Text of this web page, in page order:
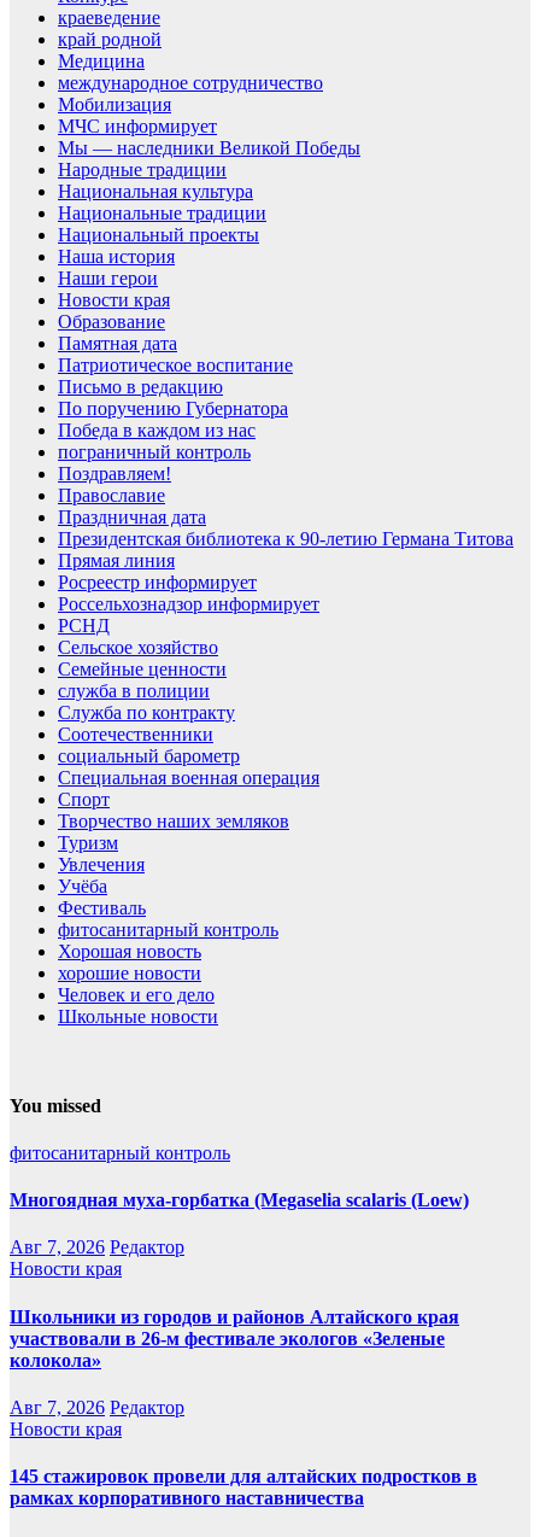
краеведение
край родной
Медицина
международное сотрудничество
Мобилизация
МЧС информирует
Мы — наследники Великой Победы
Народные традиции
Национальная культура
Национальные традиции
Национальный проекты
Наша история
Наши герои
Новости края
Образование
Памятная дата
Патриотическое воспитание
Письмо в редакцию
По поручению Губернатора
Победа в каждом из нас
пограничный контроль
Поздравляем!
Православие
Праздничная дата
Президентская библиотека к 90-летию Германа Титова
Прямая линия
Росреестр информирует
Россельхознадзор информирует
РСНД
Сельское хозяйство
Семейные ценности
служба в полиции
Служба по контракту
Соотечественники
социальный барометр
Специальная военная операция
Спорт
Творчество наших земляков
Туризм
Увлечения
Учёба
Фестиваль
фитосанитарный контроль
Хорошая новость
хорошие новости
Человек и его дело
Школьные новости
You missed
фитосанитарный контроль
Многоядная муха-горбатка (Megaselia scalaris (Loew)
Авг 7, 2026 Редактор
Новости края
Школьники из городов и районов Алтайского края
участвовали в 26-м фестивале экологов «Зеленые
колокола»
Авг 7, 2026 Редактор
Новости края
145 стажировок провели для алтайских подростков в
рамках корпоративного наставничества